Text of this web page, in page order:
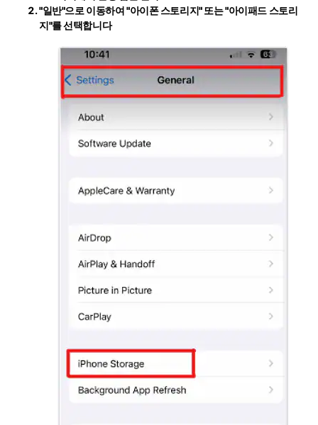
"일반"으로 이동하여"아이폰 스토리지"또는"아이패드 스토리
지"를 선택합니다